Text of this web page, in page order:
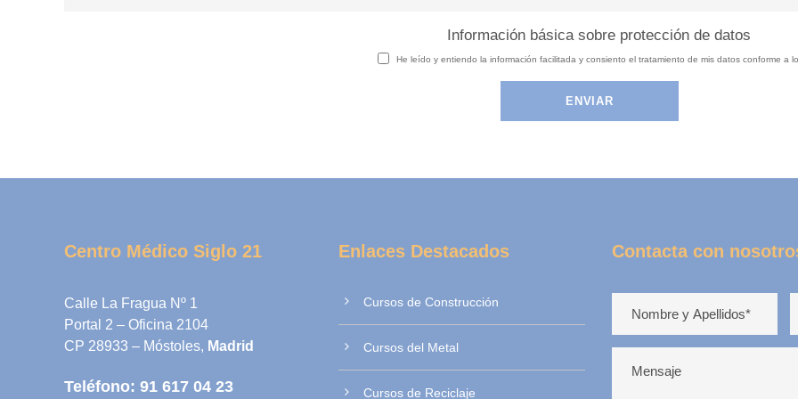
Información básica sobre protección de datos
He leído y entiendo la información facilitada y consiento el tratamiento de mis datos conforme a lo
Centro Médico Siglo 21
Calle La Fragua Nº 1
Portal 2 – Oficina 2104
CP 28933 – Móstoles, Madrid
Teléfono: 91 617 04 23
Enlaces Destacados
Cursos de Construcción
Cursos del Metal
Cursos de Reciclaje
Contacta con